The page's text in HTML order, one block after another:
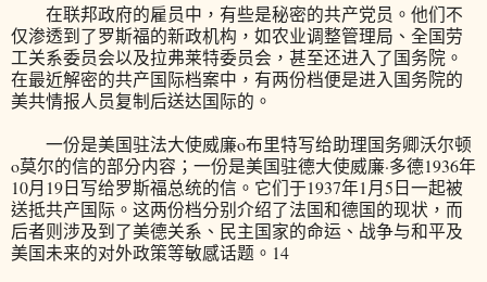
在联邦政府的雇员中，有些是秘密的共产党员。他们不
仅渗透到了罗斯福的新政机构，如农业调整管理局、全国劳
工关系委员会以及拉弗莱特委员会，甚至还进入了国务院。
在最近解密的共产国际档案中，有两份档便是进入国务院的
美共情报人员复制后送达国际的。
一份是美国驻法大使威廉o布里特写给助理国务卿沃尔顿
o莫尔的信的部分内容；一份是美国驻德大使威廉·多德1936年
10月19日写给罗斯福总统的信。它们于1937年1月5日一起被
送抵共产国际。这两份档分别介绍了法国和德国的现状，而
后者则涉及到了美德关系、民主国家的命运、战争与和平及
美国未来的对外政策等敏感话题。14